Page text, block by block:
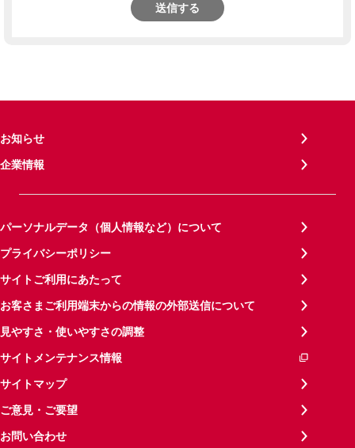
送信する
お知らせ
企業情報
パーソナルデータ（個人情報など）について
プライバシーポリシー
サイトご利用にあたって
お客さまご利用端末からの情報の外部送信について
見やすさ・使いやすさの調整
サイトメンテナンス情報
サイトマップ
ご意見・ご要望
お問い合わせ